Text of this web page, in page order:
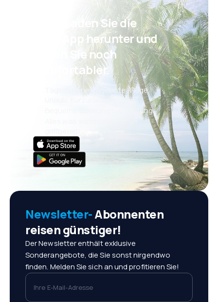
Psst! Laden Sie die
eSky App herunter und
reisen Sie noch
komfortabler.
Täglich neue Angebote: Flüge,
Bequeme Buchungsverwaltung
Newsletter-Abonnenten
reisen günstiger!
Der Newsletter enthält exklusive
Sonderangebote, die Sie sonst nirgendwo
finden. Melden Sie sich an und profitieren Sie!
Ihre E-Mail-Adresse